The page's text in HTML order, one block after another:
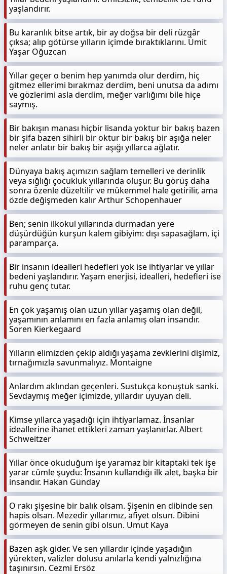
yaşlandırır.
Bu karanlık bitse artık, bir ay doğsa bir deli rüzgâr
çıksa; alıp götürse yılların içimde bıraktıklarını. Ümit
Yaşar Oğuzcan
Yıllar geçer o benim hep yanımda olur derdim, hiç
gitmez ellerimi bırakmaz derdim, beni unutsa da adımı
ve gözlerimi asla derdim, meğer varlığımı bile hiçe
saymış.
Bir bakışın manası hiçbir lisanda yoktur bir bakış bazen
bir şifa bazen sihirli bir oktur bir bakış bir aşığa neler
neler anlatır bir bakış bir aşığı yıllarca ağlatır.
Dünyaya bakış açımızın sağlam temelleri ve derinlik
veya sığlığı çocukluk yıllarında oluşur. Bu görüş daha
sonra özenle düzeltilir ve mükemmel hale getirilir, ama
özde değişmeden kalır Arthur Schopenhauer
Ben; senin ilkokul yıllarında durmadan yere
düşürdüğün kurşun kalem gibiyim: dışı sapasağlam, içi
paramparça.
Bir insanın idealleri hedefleri yok ise ihtiyarlar ve yıllar
bedeni yaşlandırır. Yaşam enerjisi, idealleri, hedefleri ise
ruhu genç tutar.
En çok yaşamış olan uzun yıllar yaşamış olan değil,
yaşamının anlamını en fazla anlamış olan insandır.
Soren Kierkegaard
Yılların elimizden çekip aldığı yaşama zevklerini dişimiz,
tırnağımızla savunmalıyız. Montaigne
Anlardım aklından geçenleri. Sustukça konuştuk sanki.
Sevdaymış meğer içimizde, yıllardır uyuyan deli.
Kimse yıllarca yaşadığı için ihtiyarlamaz. İnsanlar
ideallerine ihanet ettikleri zaman yaşlanırlar. Albert
Schweitzer
Yıllar önce okuduğum işe yaramaz bir kitaptaki tek işe
yarar cümle şuydu: İnsanın kullandığı ilk alet, başka bir
insandır. Hakan Günday
O rakı şişesine bir balık olsam. Şişenin en dibinde sen
hapis olsan. Mezedir yıllarımız, afiyet olsun. Dibini
görmeyen de senin gibi olsun. Umut Kaya
Bazen aşk gider. Ve sen yıllardır içinde yaşadığın
yürekten, valizler dolusu anılarla kendi yalnızlığına
taşınırsın. Cezmi Ersöz